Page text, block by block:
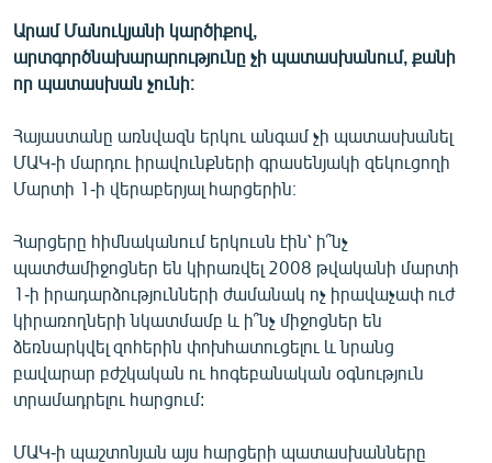
ԱՐԽԻՎ
ՏԵՍԱՆՅՈՒԹԵՐ
ՁԳՏԵԼՈՎ ԼԱՎԱԳՈՒՅՆԻՆ
ՓՈԴՔԱՍԹ
Հայերեն
English
Русский
ՀԵՏԵՎԵՔ ՄԵԶ
Արամ Մանուկյանի կարծիքով,
արտգործնախարարությունը չի պատասխանում, քանի
որ պատասխան չունի։
Հայաստանը առնվազն երկու անգամ չի պատասխանել
ՄԱԿ-ի մարդու իրավունքների գրասենյակի զեկուցողի
Մարտի 1-ի վերաբերյալ հարցերին։
Հարցերը հիմնականում երկուսն էին՝ ի՞նչ
պատժամիջոցներ են կիրառվել 2008 թվականի մարտի
1-ի իրադարձությունների ժամանակ ոչ իրավաչափ ուժ
կիրառողների նկատմամբ և ի՞նչ միջոցներ են
ձեռնարկվել զոհերին փոխհատուցելու և նրանց
բավարար բժշկական ու հոգեբանական օգնություն
տրամադրելու հարցում:
ՄԱԿ-ի պաշտոնյան այս հարցերի պատասխանները